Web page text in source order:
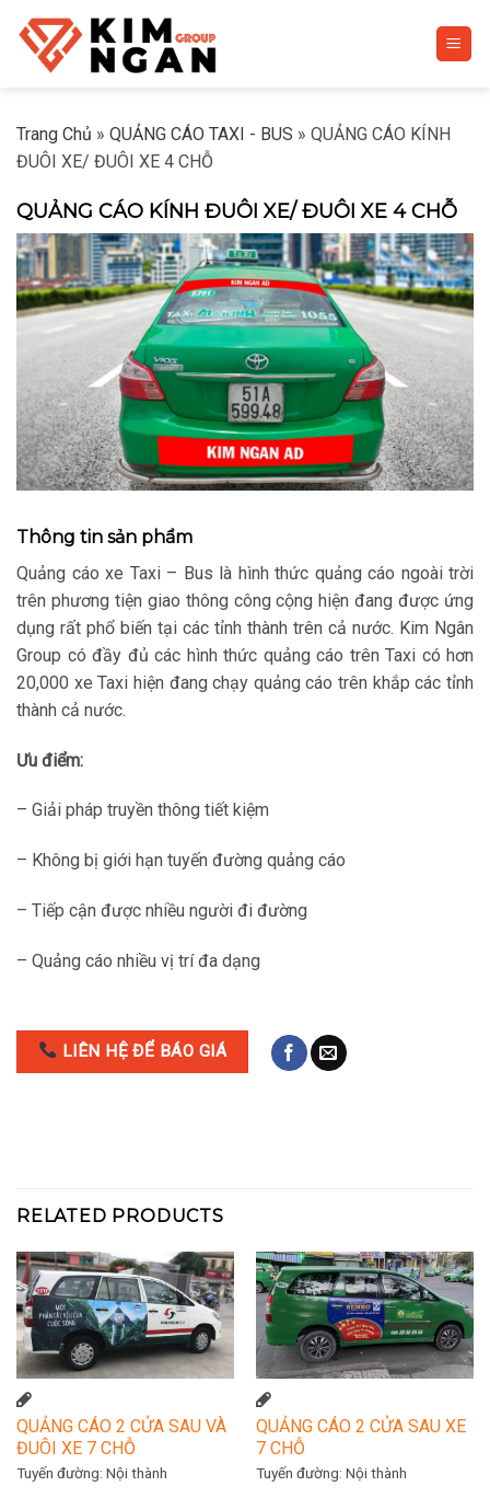
Skip
content
Trang Chủ » QUẢNG CÁO TAXI - BUS » QUẢNG CÁO KÍNH
ĐUÔI XE/ ĐUÔI XE 4 CHỖ
QUẢNG CÁO KÍNH ĐUÔI XE/ ĐUÔI XE 4 CHỖ
Thông tin sản phẩm
Quảng cáo xe Taxi – Bus là hình thức quảng cáo ngoài trời
trên phương tiện giao thông công cộng hiện đang được ứng
dụng rất phổ biến tại các tỉnh thành trên cả nước. Kim Ngân
Group có đầy đủ các hình thức quảng cáo trên Taxi có hơn
20,000 xe Taxi hiện đang chạy quảng cáo trên khắp các tỉnh
thành cả nước.
Ưu điểm:
– Giải pháp truyền thông tiết kiệm
– Không bị giới hạn tuyến đường quảng cáo
– Tiếp cận được nhiều người đi đường
– Quảng cáo nhiều vị trí đa dạng
LIÊN HỆ ĐỂ BÁO GIÁ
RELATED PRODUCTS
QUẢNG CÁO 2 CỬA SAU VÀ
ĐUÔI XE 7 CHỖ
Tuyến đường: Nội thành
QUẢNG CÁO 2 CỬA SAU XE
7 CHỖ
Tuyến đường: Nội thành